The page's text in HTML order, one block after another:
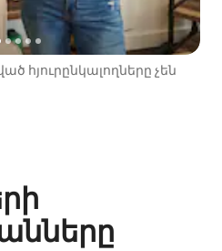
հյուրընկալողները չեն